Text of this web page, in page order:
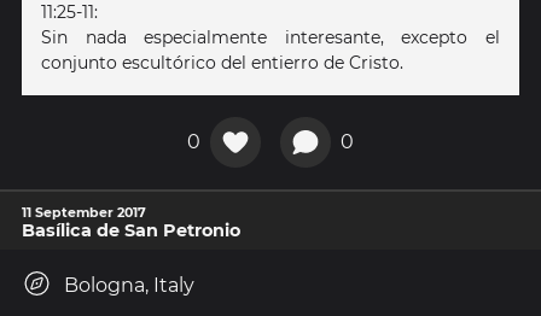
11:25-11:
Sin nada especialmente interesante, excepto el
conjunto escultórico del entierro de Cristo.
0 0
11 September 2017
Basílica de San Petronio
Bologna, Italy